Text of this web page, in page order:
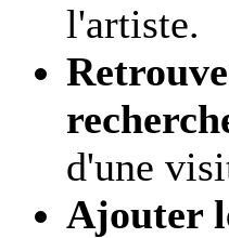
l'artiste.
d'une
Ajouter